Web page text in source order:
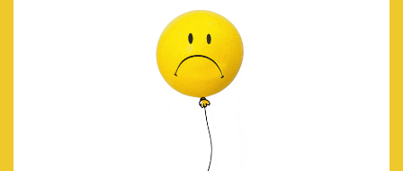
GLOBOS IMPRESOS FLORES PASTEL
IVA Incluido
AÑADIR AL CARRITO